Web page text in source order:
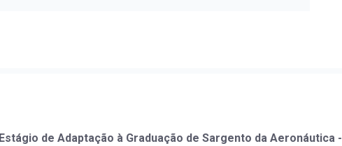
Estágio de Adaptação à Graduação de Sargento da Aeronáutica -